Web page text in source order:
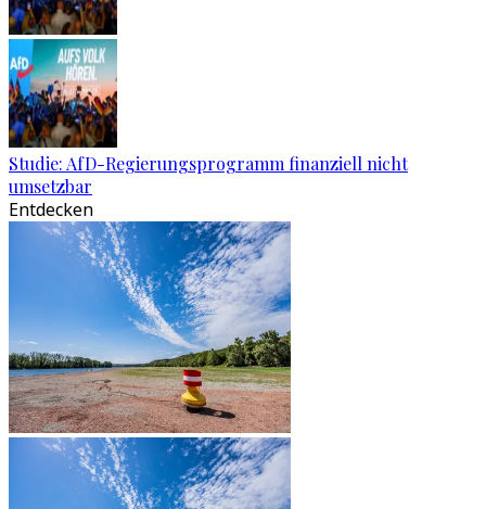
Studie: AfD-Regierungsprogramm finanziell nicht
umsetzbar
Entdecken